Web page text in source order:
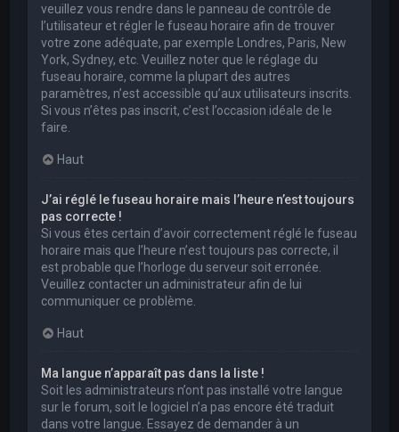
veuillez vous rendre dans le panneau de contrôle de
l’utilisateur et régler le fuseau horaire afin de trouver
votre zone adéquate, par exemple Londres, Paris, New
York, Sydney, etc. Veuillez noter que le réglage du
fuseau horaire, comme la plupart des autres
paramètres, n’est accessible qu’aux utilisateurs inscrits.
Si vous n’êtes pas inscrit, c’est l’occasion idéale de le
faire.
Haut
J’ai réglé le fuseau horaire mais l’heure n’est toujours
pas correcte !
Si vous êtes certain d’avoir correctement réglé le fuseau
horaire mais que l’heure n’est toujours pas correcte, il
est probable que l’horloge du serveur soit erronée.
Veuillez contacter un administrateur afin de lui
communiquer ce problème.
Haut
Ma langue n’apparaît pas dans la liste !
Soit les administrateurs n’ont pas installé votre langue
sur le forum, soit le logiciel n’a pas encore été traduit
dans votre langue. Essayez de demander à un